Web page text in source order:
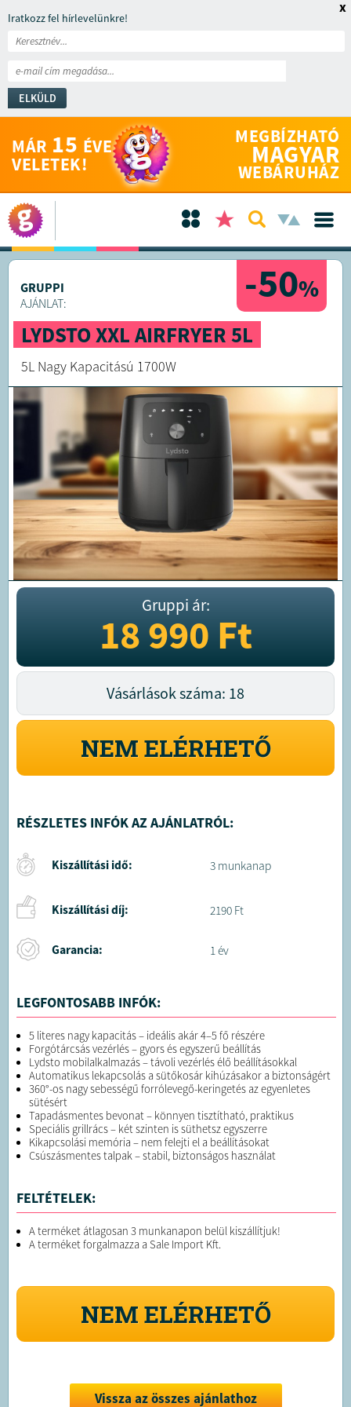
Iratkozz fel hírlevelünkre!
ELKÜLD
x
MÁR 15 ÉVE
VELETEK!
MEGBÍZHATÓ
MAGYAR
WEBÁRUHÁZ
-50%
GRUPPI
AJÁNLAT:
LYDSTO XXL AIRFRYER 5L
5L Nagy Kapacitású 1700W
Gruppi ár:
18 990Ft
Vásárlások száma: 18
NEM ELÉRHETŐ
RÉSZLETES INFÓK AZ AJÁNLATRÓL:
Kiszállítási idő: 3 munkanap
Kiszállítási díj: 2190 Ft
Garancia: 1 év
LEGFONTOSABB INFÓK:
5 literes nagy kapacitás – ideális akár 4–5 fő részére
Forgótárcsás vezérlés – gyors és egyszerű beállítás
Lydsto mobilalkalmazás – távoli vezérlés élő beállításokkal
Automatikus lekapcsolás a sütőkosár kihúzásakor a biztonságért
360°-os nagy sebességű forrólevegő-keringetés az egyenletes
sütésért
Tapadásmentes bevonat – könnyen tisztítható, praktikus
Speciális grillrács – két szinten is süthetsz egyszerre
Kikapcsolási memória – nem felejti el a beállításokat
Csúszásmentes talpak – stabil, biztonságos használat
FELTÉTELEK:
A terméket átlagosan 3 munkanapon belül kiszállítjuk!
A terméket forgalmazza a Sale Import Kft.
NEM ELÉRHETŐ
Vissza az összes ajánlathoz